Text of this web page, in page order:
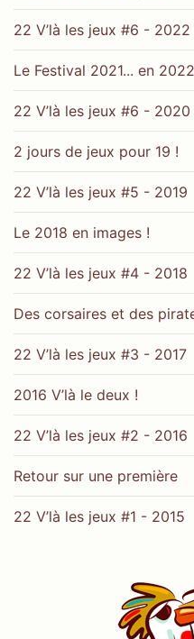
22 V’là les jeux #6 - 2022
Le Festival 2021... en
22 V’là les jeux #6 -
2 jours de jeux pour 19 !
22 V’là les jeux #5 - 2019
Le 2018 en images !
22 V’là les jeux #4 - 2018
Des corsaires et des
22 V’là les jeux #3 - 2017
2016 V’là le deux !
22 V’là les jeux #2 - 2016
Retour sur une première
22 V’là les jeux #1 - 2015